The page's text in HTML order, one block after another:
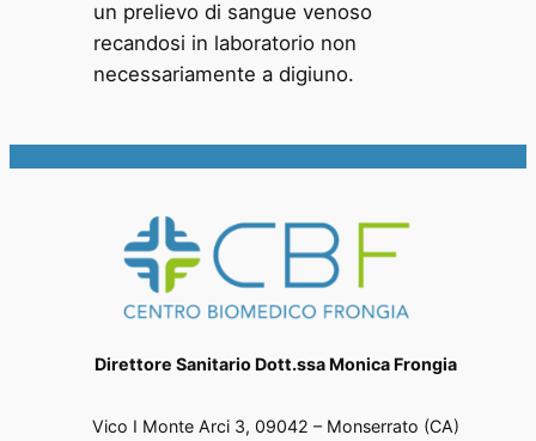
un prelievo di sangue venoso
recandosi in laboratorio non
necessariamente a digiuno.
Direttore Sanitario Dott.ssa Monica Frongia
Vico I Monte Arci 3, 09042 – Monserrato (CA)